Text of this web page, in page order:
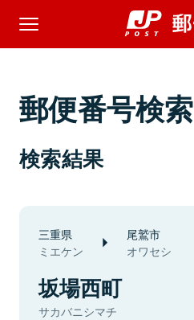
郵便番号検索
検索結果
三重県
ミエケン
尾鷲市
オワセシ
坂場西町
サカバニシマチ